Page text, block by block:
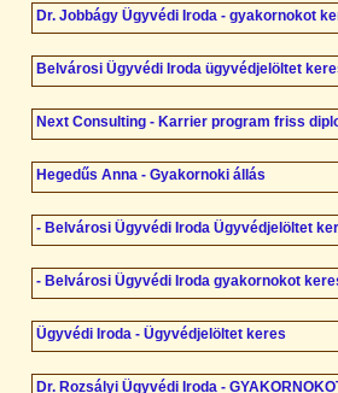
Dr. Jobbágy Ügyvédi Iroda - gyakornokot
Belvárosi Ügyvédi Iroda ügyvédjelöltet
Next Consulting - Karrier program friss
Hegedűs Anna - Gyakornoki állás
- Belvárosi Ügyvédi Iroda Ügyvédjelöltet
- Belvárosi Ügyvédi Iroda gyakornokot
Ügyvédi Iroda - Ügyvédjelöltet keres
Dr. Rozsályi Ügyvédi Iroda -